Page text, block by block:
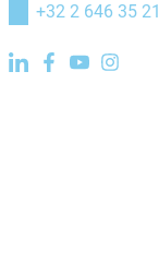
+32 2 646 35 21